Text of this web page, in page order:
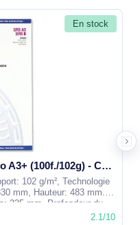
En stock
Epson Pap Couché Qual Photo A3+ (100f./102g) - C13S041069
102 g/m², Technologie
mm, Hauteur: 483 mm.
335 mm, Profondeur du
2.1/10